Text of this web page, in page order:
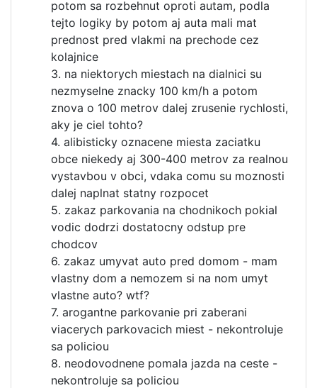
potom sa rozbehnut oproti autam, podla
tejto logiky by potom aj auta mali mat
prednost pred vlakmi na prechode cez
kolajnice
3. na niektorych miestach na dialnici su
nezmyselne znacky 100 km/h a potom
znova o 100 metrov dalej zrusenie rychlosti,
aky je ciel tohto?
4. alibisticky oznacene miesta zaciatku
obce niekedy aj 300-400 metrov za realnou
vystavbou v obci, vdaka comu su moznosti
dalej naplnat statny rozpocet
5. zakaz parkovania na chodnikoch pokial
vodic dodrzi dostatocny odstup pre
chodcov
6. zakaz umyvat auto pred domom - mam
vlastny dom a nemozem si na nom umyt
vlastne auto? wtf?
7. arogantne parkovanie pri zaberani
viacerych parkovacich miest - nekontroluje
sa policiou
8. neodovodnene pomala jazda na ceste -
nekontroluje sa policiou